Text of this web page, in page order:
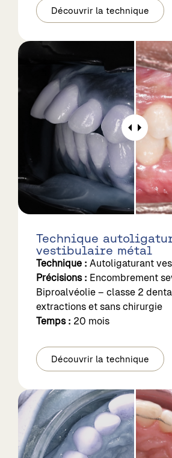
Découvrir la technique
Technique
vestibulaire métal
Technique : Autoligaturant
Précisions : Encombrement
Biproalvéolie – classe 2
extractions et sans chirurgie
Temps : 20 mois
Découvrir la technique